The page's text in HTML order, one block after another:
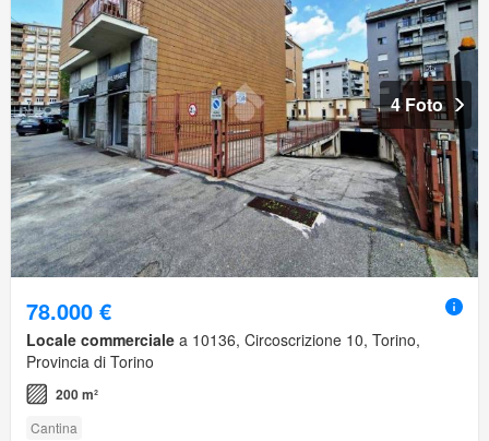
4 Foto
78.000 €
Locale commerciale a 10136, Circoscrizione 10, Torino,
Provincia di Torino
200 m²
Cantina